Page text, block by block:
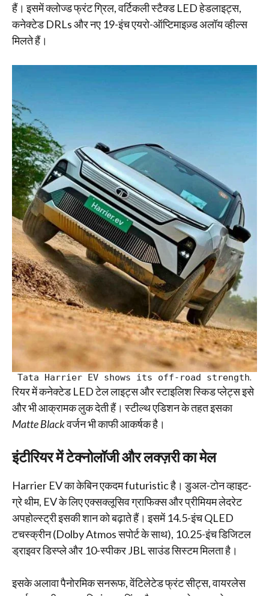
हैं। इसमें क्लोज्ड फ्रंट ग्रिल, वर्टिकली स्टैक्ड LED हेडलाइट्स,
कनेक्टेड DRLs और नए 19-इंच एयरो-ऑप्टिमाइज़्ड अलॉय व्हील्स
मिलते हैं।
Tata Harrier EV shows its off-road strength.
रियर में कनेक्टेड LED टेल लाइट्स और स्टाइलिश स्किड प्लेट्स इसे
और भी आक्रामक लुक देती हैं। स्टील्थ एडिशन के तहत इसका
Matte Blackवर्जन भी काफी आकर्षक है।
इंटीरियर में टेक्नोलॉजी और लक्ज़री का मेल
Harrier EV का केबिन एकदम futuristic है। डुअल-टोन व्हाइट-
ग्रे थीम, EV के लिए एक्सक्लूसिव ग्राफिक्स और प्रीमियम लेदरेट
अपहोल्स्ट्री इसकी शान को बढ़ाते हैं। इसमें 14.5-इंच QLED
टचस्क्रीन (Dolby Atmos सपोर्ट के साथ), 10.25-इंच डिजिटल
ड्राइवर डिस्प्ले और 10-स्पीकर JBL साउंड सिस्टम मिलता है।
इसके अलावा पैनोरमिक सनरूफ, वेंटिलेटेड फ्रंट सीट्स, वायरलेस